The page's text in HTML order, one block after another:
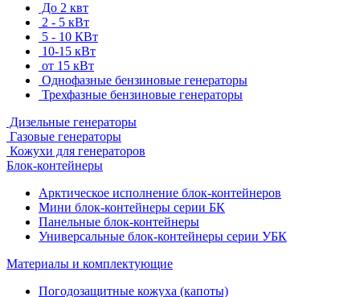
До 2 квт
2 - 5 кВт
5 - 10 КВт
10-15 кВт
от 15 кВт
Однофазные бензиновые генераторы
Трехфазные бензиновые генераторы
Дизельные генераторы
Газовые генераторы
Кожухи для генераторов
Блок-контейнеры
Арктическое исполнение блок-контейнеров
Мини блок-контейнеры серии БК
Панельные блок-контейнеры
Универсальные блок-контейнеры серии УБК
Материалы и комплектующие
Погодозащитные кожуха (капоты)